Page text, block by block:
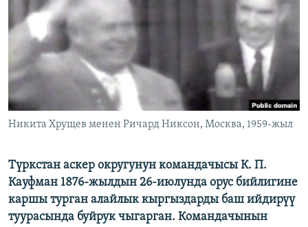
ДАНИСТЕ
ЭЖЕ-СИҢДИЛЕР
АЗАТТЫК+
ЫҢГАЙСЫЗ СУРООЛОР
ОНЛАЙН ШЕРИНЕ
ЭЕ/АРнун бардык сайттары
Никита Хрущев менен Ричард Никсон, Москва, 1959-жыл
Түркстан аскер округунун командачысы К. П.
Кауфман 1876-жылдын 26-июлунда орус бийлигине
каршы турган алайлык кыргыздарды баш ийдирүү
туурасында буйрук чыгарган. Командачынын